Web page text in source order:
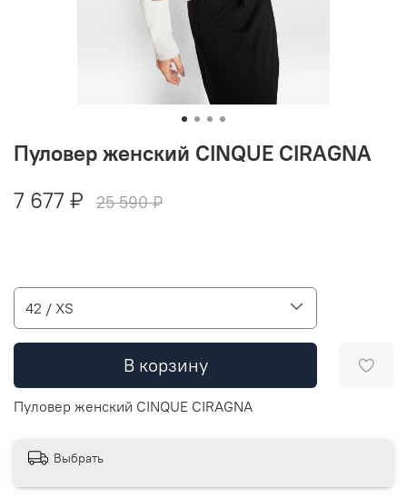
Пуловер женский CINQUE CIRAGNA
7 677 ₽
25 590 ₽
42 / XS
В корзину
Пуловер женский CINQUE CIRAGNA
Выбрать